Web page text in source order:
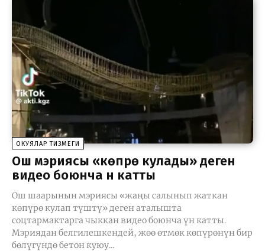
ОКУЯЛАР ТИЗМЕГИ
Ош мэриясы «көпүрө кулады» деген
видео боюнча үн катты
Ош шаарынын мэриясы «жаңы салынып жаткан
көпүрө кулап түштү» деген аталышта
соцтармактарга чыккан видео боюнча үн катты.
Мэриядан белгилешкендей, жөө өтмөк көпүрөнүн бир
бөлүгүндө бетон куюу...